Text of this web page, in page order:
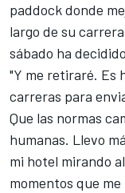
paddock donde
largo de su
sábado ha
"Y me retiraré. Es
carreras para
Que las normas
humanas. Llevo
mi hotel mirando
momentos que